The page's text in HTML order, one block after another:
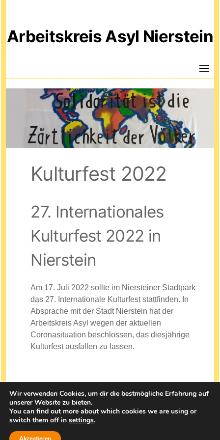
Arbeitskreis Asyl Nierstein
Kulturfest 2022
27. Internationales
Kulturfest 2022 in
Nierstein
Am 17. Juli 2022 sollte im Niersteiner Stadtpark
das 27. Internationale Kulturfest stattfinden. In
Absprache mit der Stadt Nierstein hat der
Arbeitskreis Asyl wegen der aktuellen
Coronasituation beschlossen, das diesjährige
Kulturfest ausfallen zu lassen.
© 2025Arbeitskreis Asyl Nierstein
Impressum|
Wir verwenden Cookies, um dir die bestmögliche Erfahrung auf
unserer Website zu bieten.
You can find out more about which cookies we are using or
switch them off in settings.